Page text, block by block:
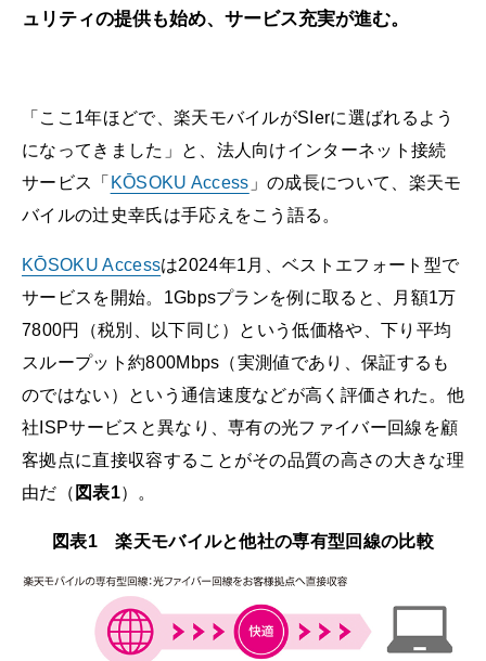
ュリティの提供も始め、サービス充実が進む。
「ここ1年ほどで、楽天モバイルがSIerに選ばれるよう
になってきました」と、法人向けインターネット接続
サービス「 KŌSOKU Access 」の成長について、楽天モ
バイルの辻史幸氏は手応えをこう語る。
KŌSOKU Accessは2024年1月、ベストエフォート型で
サービスを開始。1Gbpsプランを例に取ると、月額1万
7800円（税別、以下同じ）という低価格や、下り平均
スループット約800Mbps（実測値であり、保証するも
のではない）という通信速度などが高く評価された。他
社ISPサービスと異なり、専有の光ファイバー回線を顧
客拠点に直接収容することがその品質の高さの大きな理
由だ（ 図表1）。
図表1 楽天モバイルと他社の専有型回線の比較